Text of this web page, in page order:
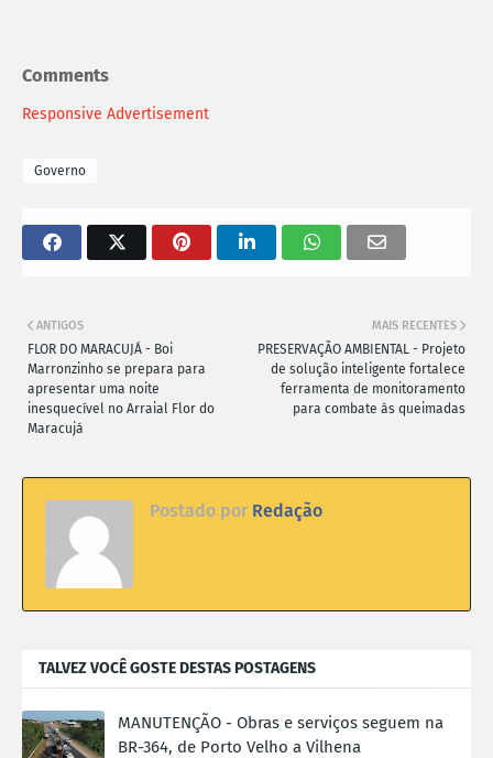
Comments
Responsive Advertisement
Governo
MAIS RECENTES
PRESERVAÇÃO AMBIENTAL - Projeto
de solução inteligente fortalece
ferramenta de monitoramento
para combate às queimadas
ANTIGOS
FLOR DO MARACUJÁ - Boi
Marronzinho se prepara para
apresentar uma noite
inesquecível no Arraial Flor do
Maracujá
Postado por Redação
TALVEZ VOCÊ GOSTE DESTAS POSTAGENS
MANUTENÇÃO - Obras e serviços seguem na
BR-364, de Porto Velho a Vilhena